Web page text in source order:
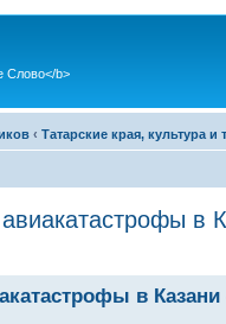
Слово</b>
‹ Татарские края, культура и
в
в Казани